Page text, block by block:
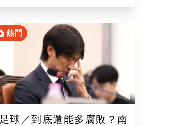
熱門
足球／到底還能多腐敗？南